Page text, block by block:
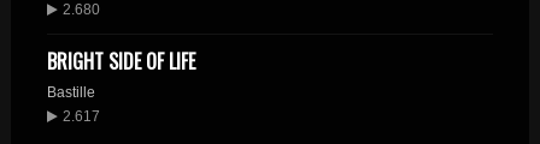
2.680
BRIGHT SIDE OF LIFE
Bastille
2.617